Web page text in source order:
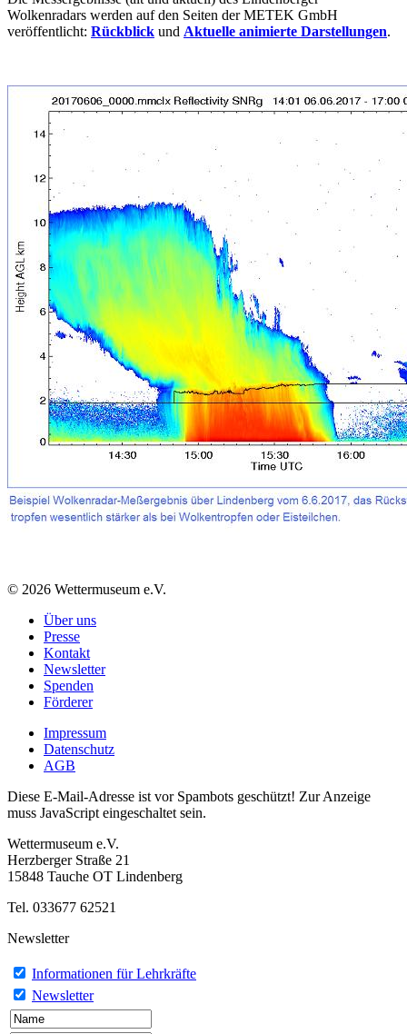
Wolkenradars werden auf den Seiten derMETEK GmbH
veröffentlicht: Rückblick und Aktuelle animierte Darstellungen.
© 2026 Wettermuseum e.V.
Über uns
Presse
Kontakt
Newsletter
Spenden
Förderer
Impressum
Datenschutz
AGB
Diese E-Mail-Adresse ist vor Spambots geschützt! Zur Anzeige
muss JavaScript eingeschaltet sein.
Wettermuseum e.V.
Herzberger Straße 21
15848 Tauche OT Lindenberg
Tel. 033677 62521
Newsletter
Informationen für Lehrkräfte
Newsletter